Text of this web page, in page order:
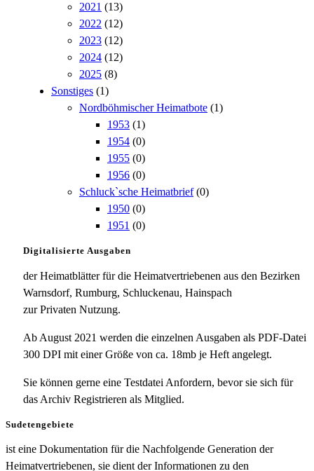
2021 (13)
2022 (12)
2023 (12)
2024 (12)
2025 (8)
Sonstiges (1)
Nordböhmischer Heimatbote (1)
1953 (1)
1954 (0)
1955 (0)
1956 (0)
Schluck`sche Heimatbrief (0)
1950 (0)
1951 (0)
Digitalisierte Ausgaben
der Heimatblätter für die Heimatvertriebenen aus den Bezirken
Warnsdorf, Rumburg, Schluckenau, Hainspach
zur Privaten Nutzung.
Ab August 2021 werden die einzelnen Ausgaben als PDF-Datei
300 DPI mit einer Größe von ca. 18mb je Heft angelegt.
Sie können gerne eine Testdatei Anfordern, bevor sie sich für
das Archiv Registrieren als Mitglied.
Sudetengebiete
ist eine Dokumentation für die Nachfolgende Generation der
Heimatvertriebenen, sie dient der Informationen zu den